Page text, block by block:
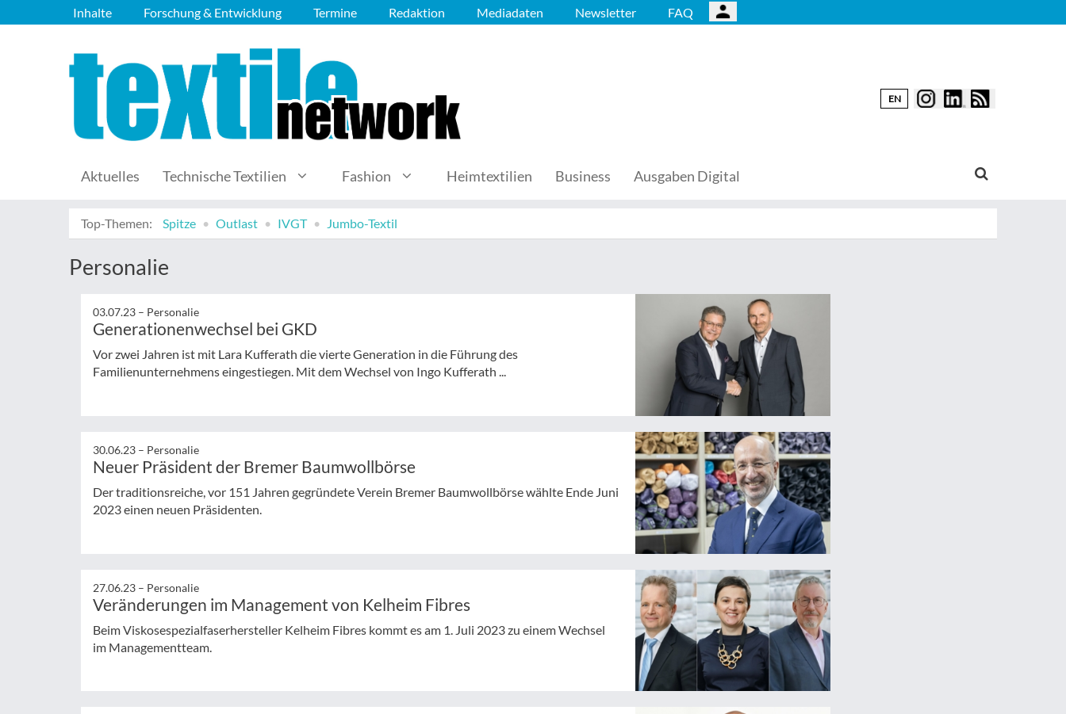
Inhalte Forschung & Entwicklung Termine Redaktion Mediadaten Newsletter FAQ
EN
Aktuelles Technische Textilien Fashion Heimtextilien Business Ausgaben Digital
Top-Themen: Spitze Outlast IVGT Jumbo-Textil
Personalie
03.07.23 – Personalie
Generationenwechsel bei GKD
Vor zwei Jahren ist mit Lara Kufferath die vierte Generation in die Führung des
Familienunternehmens eingestiegen. Mit dem Wechsel von Ingo Kufferath ...
30.06.23 – Personalie
Neuer Präsident der Bremer Baumwollbörse
Der traditionsreiche, vor 151 Jahren gegründete Verein Bremer Baumwollbörse wählte Ende Juni
2023 einen neuen Präsidenten.
27.06.23 – Personalie
Veränderungen im Management von Kelheim Fibres
Beim Viskosespezialfaserhersteller Kelheim Fibres kommt es am 1. Juli 2023 zu einem Wechsel
im Managementteam.